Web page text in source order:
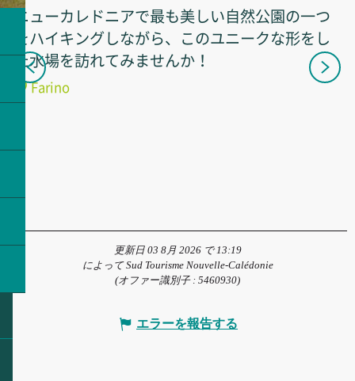
ニューカレドニアで最も美しい自然公園の一つ
をハイキングしながら、このユニークな形をし
た水場を訪れてみませんか！
Farino
更新日 03 8月 2026 で 13:19
によって Sud Tourisme Nouvelle-Calédonie
(オファー識別子 : 5460930)
エラーを報告する